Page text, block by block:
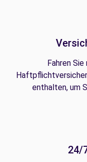
Fahren
enthalten, um
24/